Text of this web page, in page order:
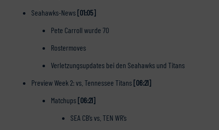
Seahawks-News[01:05]
Pete Carroll wurde 70
Rostermoves
Verletzungsupdates bei den Seahawks und Titans
Preview Week 2: vs. Tennessee Titans[06:21]
Matchups[06:21]
SEA CB’s vs. TEN WR’s